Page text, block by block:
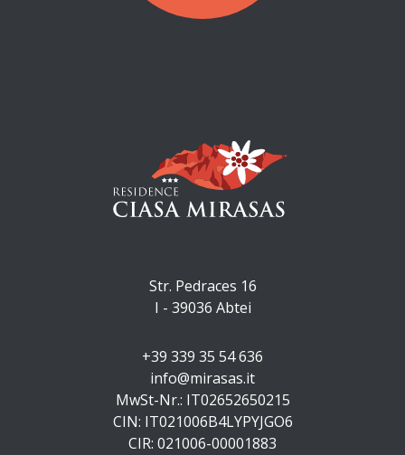
Str. Pedraces 16
I - 39036 Abtei
+39 339 35 54 636
info@mirasas.it
MwSt-Nr.: IT02652650215
CIN: IT021006B4LYPYJGO6
CIR: 021006-00001883